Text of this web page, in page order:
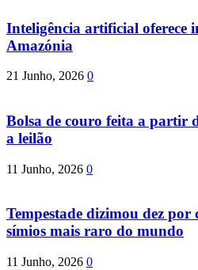
Inteligência artificial oferece
Amazónia
21 Junho, 2026 0
Bolsa de couro feita a partir
a leilão
11 Junho, 2026 0
Tempestade dizimou dez por
símios mais raro do mundo
11 Junho, 2026 0